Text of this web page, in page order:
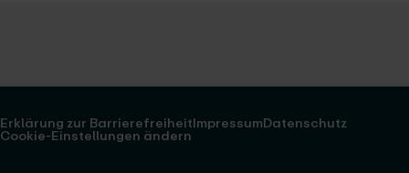
Erklärung zur BarrierefreiheitImpressumDatenschutz
Cookie-Einstellungen ändern